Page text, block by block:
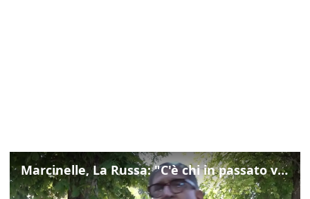
Marcinelle, La Russa: "C'è chi in passato voltava le spalle a Marcinelle"